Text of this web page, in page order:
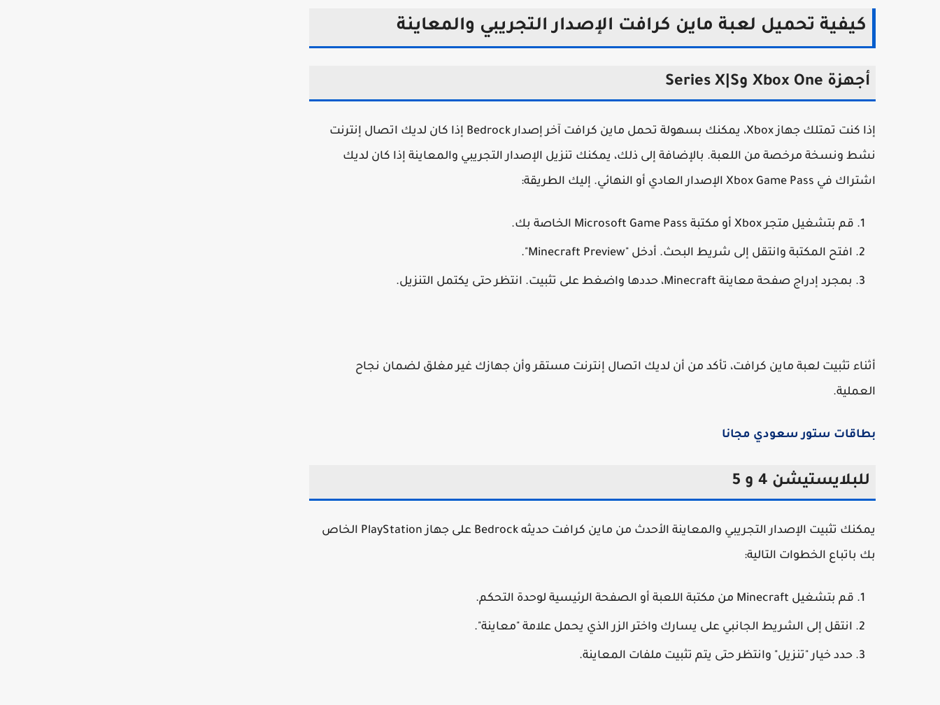
كيفية تحميل لعبة ماين كرافت الإصدار التجريبي والمعاينة
أجهزة Xbox One وSeries X|S
إذا كنت تمتلك جهاز Xbox، يمكنك بسهولة تحمل ماين كرافت آخر إصدار Bedrock إذا كان لديك اتصال إنترنت
نشط ونسخة مرخصة من اللعبة. بالإضافة إلى ذلك، يمكنك تنزيل الإصدار التجريبي والمعاينة إذا كان لديك
اشتراك في Xbox Game Pass الإصدار العادي أو النهائي. إليك الطريقة:
قم بتشغيل متجر Xbox أو مكتبة Microsoft Game Pass الخاصة بك.
افتح المكتبة وانتقل إلى شريط البحث. أدخل "Minecraft Preview".
بمجرد إدراج صفحة معاينة Minecraft، حددها واضغط على تثبيت. انتظر حتى يكتمل التنزيل.
أثناء تثبيت لعبة ماين كرافت، تأكد من أن لديك اتصال إنترنت مستقر وأن جهازك غير مغلق لضمان نجاح
العملية.
بطاقات ستور سعودي مجانا
للبلايستيشن 4 و 5
يمكنك تثبيت الإصدار التجريبي والمعاينة الأحدث من ماين كرافت حديثه Bedrock على جهاز PlayStation الخاص
بك باتباع الخطوات التالية:
قم بتشغيل Minecraft من مكتبة اللعبة أو الصفحة الرئيسية لوحدة التحكم.
انتقل إلى الشريط الجانبي على يسارك واختر الزر الذي يحمل علامة "معاينة".
حدد خيار "تنزيل" وانتظر حتى يتم تثبيت ملفات المعاينة.